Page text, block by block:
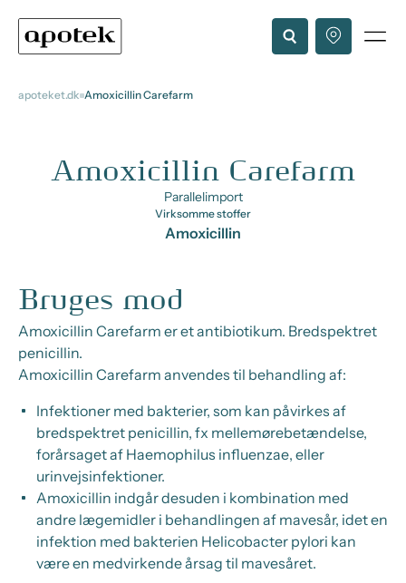
apoteket.dk Amoxicillin Carefarm
Amoxicillin Carefarm
Parallelimport
Virksomme stoffer
Amoxicillin
Bruges mod
Amoxicillin Carefarm er et antibiotikum. Bredspektret
penicillin.
Amoxicillin Carefarm anvendes til behandling af:
Infektioner med bakterier, som kan påvirkes af
bredspektret penicillin, fx mellemørebetændelse,
forårsaget af Haemophilus influenzae, eller
urinvejsinfektioner.
Amoxicillin indgår desuden i kombination med
andre lægemidler i behandlingen af mavesår, idet en
infektion med bakterien Helicobacter pylori kan
være en medvirkende årsag til mavesåret.